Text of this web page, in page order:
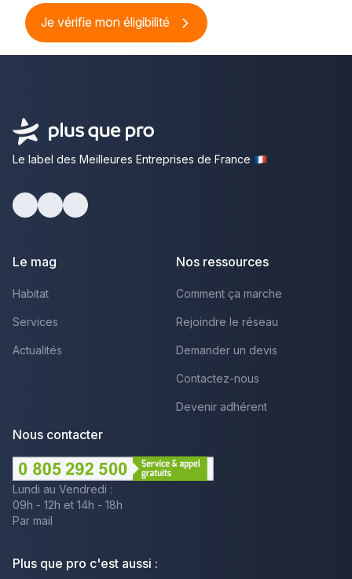
Je vérifie mon éligibilité
Le label des Meilleures Entreprises de France
Le mag
Habitat
Services
Actualités
Nos ressources
Comment ça marche
Rejoindre le réseau
Demander un devis
Contactez-nous
Devenir adhérent
Nous contacter
Lundi au Vendredi :
09h - 12h et 14h - 18h
Par mail
Plus que pro c'est aussi :